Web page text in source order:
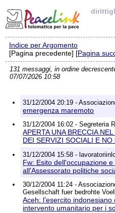
Elenco delle liste
Informativa sulla privacy
Richieste di rimozione
Indice per Argomento
[Pagina precedente] [Pagina
131 messaggi, in ordine
07/07/2026 10:58
31/12/2004 20:19 -
emergenza maremoto
31/12/2004 16:02 - Segreteria
APERTA UNA BRECCIA
DEI SERVIZI SOCIALI E NO
31/12/2004 15:58 -
Fw: Esito dell'occupazione
all'Assessorato politiche
30/12/2004 11:24 -
Gesellschaft fuer bedrohte
Aceh: l'esercito indonesiano
intervento umanitario per i